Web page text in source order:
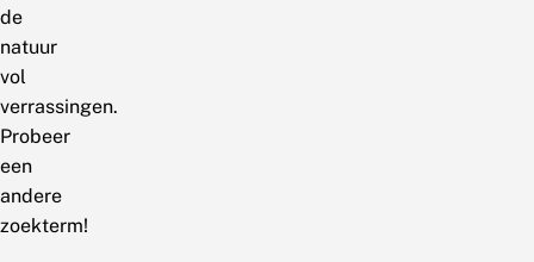
de
natuur
vol
verrassingen.
Probeer
een
andere
zoekterm!